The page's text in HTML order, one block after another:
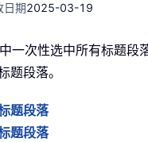
日期2025-03-19
一次性选中所有标题段
题段落。
题段落
题段落